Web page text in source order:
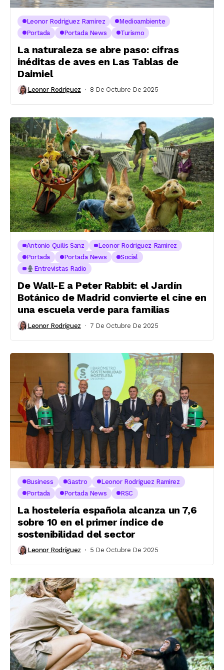
Leonor Rodriguez Ramirez
Medioambiente
Portada
Portada News Turismo
La naturaleza se abre paso: cifras
inéditas de aves en Las Tablas de
Daimiel
Leonor Rodríguez 8 De Octubre De 2025
Antonio Quilis Sanz
Leonor Rodriguez Ramirez
Portada
Portada News
Social
Entrevistas Radio
De Wall-E a Peter Rabbit: el Jardín
Botánico de Madrid convierte el cine en
una escuela verde para familias
Leonor Rodríguez 7 De Octubre De 2025
Business Gastro
Leonor Rodriguez Ramirez
Portada
Portada News RSC
La hostelería española alcanza un 7,6
sobre 10 en el primer índice de
sostenibilidad del sector
Leonor Rodríguez 5 De Octubre De 2025